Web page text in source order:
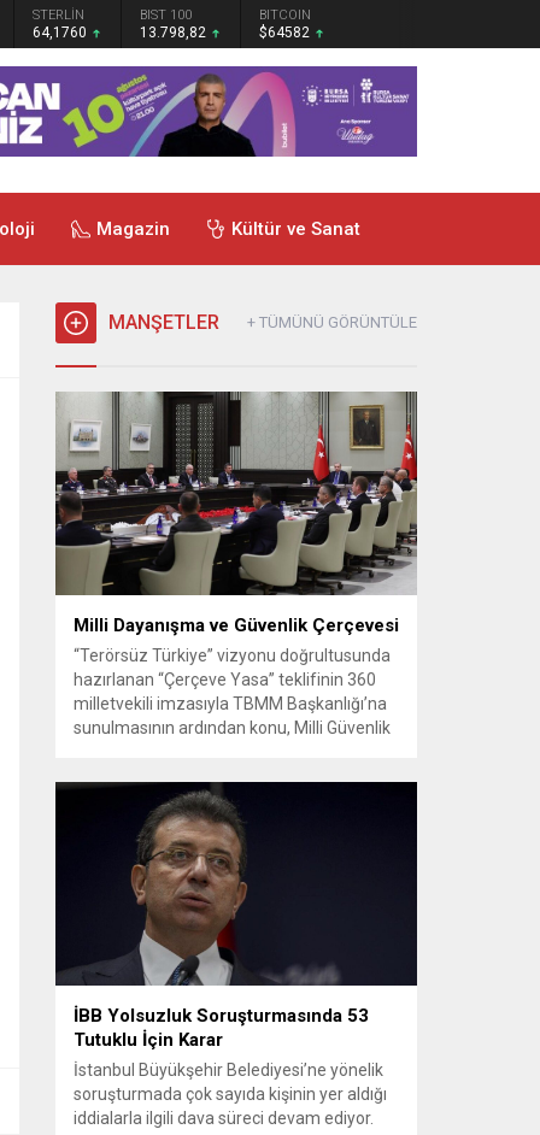
STERLİN
64,1760
BIST 100
13.798,82
BITCOIN
$64582
Magazin Kültür ve Sanat
MANŞETLER + TÜMÜNÜ GÖRÜNTÜLE
Milli Dayanışma ve Güvenlik Çerçevesi
“Terörsüz Türkiye” vizyonu doğrultusunda
hazırlanan “Çerçeve Yasa” teklifinin 360
milletvekili imzasıyla TBMM Başkanlığı’na
sunulmasının ardından konu, Milli Güvenlik
maddelik bildiri, ülke güvenliği ve bölgesel
gelişmelere dair değerlendirmeleri
içermektedir. Yaklaşık 2 saat 15 dakika
süren oturumun sonuç metninde; terörle
mücadele, bölgesel istikrar,...
İBB Yolsuzluk Soruşturmasında 53
Tutuklu İçin Karar
İstanbul Büyükşehir Belediyesi’ne yönelik
soruşturmada çok sayıda kişinin yer aldığı
iddialarla ilgili dava süreci devam ediyor.